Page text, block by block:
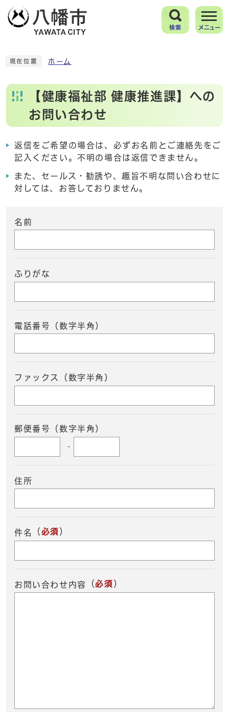
検索 メニュー
現在位置 ホーム
【健康福祉部 健康推進課】への
お問い合わせ
返信をご希望の場合は、必ずお名前とご連絡先をご
記入ください。不明の場合は返信できません。
また、セールス・勧誘や、趣旨不明な問い合わせに
対しては、お答しておりません。
名前
ふりがな
電話番号（数字半角）
ファックス（数字半角）
郵便番号（数字半角）
-
住所
件名 （ 必須 ）
お問い合わせ内容 （必須 ）